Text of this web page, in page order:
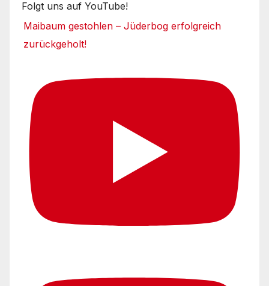
Folgt uns auf YouTube!
Maibaum gestohlen – Jüderbog erfolgreich
zurückgeholt!